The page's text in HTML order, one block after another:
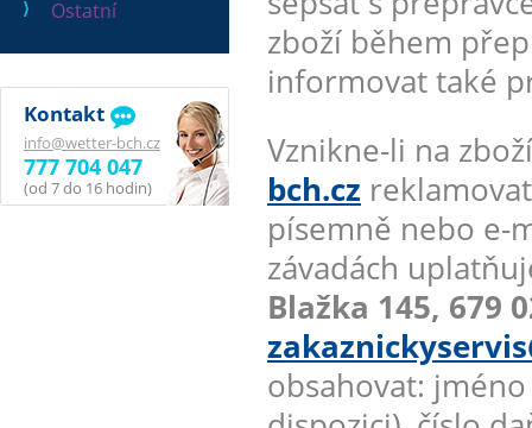
Ostatní
Kontakt
info@wetter-bch.cz
777 704 047
(od 7 do 16 hodin)
zboží během
informovat také
Vznikne-li na
bch.cz
písemně nebo e-
závadách
Blažka 145, 679
obsahovat: